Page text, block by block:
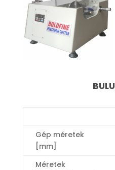
Gép méretek
[mm]
Méretek